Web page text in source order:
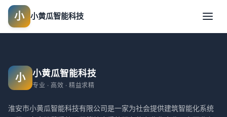
小 小黄瓜智能科技
小 小黄瓜智能科技
专业 · 高效 · 精益求精
淮安市小黄瓜智能科技有限公司是一家为社会提供建筑智能化系统